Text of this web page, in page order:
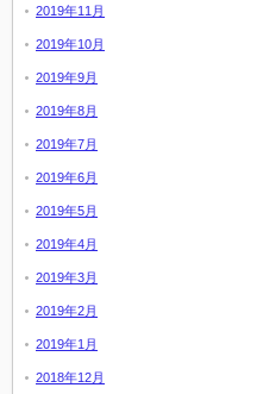
2019年11月
2019年10月
2019年9月
2019年8月
2019年7月
2019年6月
2019年5月
2019年4月
2019年3月
2019年2月
2019年1月
2018年12月